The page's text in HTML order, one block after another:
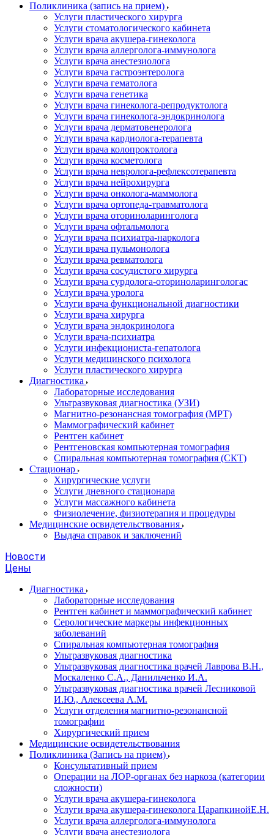
Поликлиника (запись на прием)
Услуги пластического хирурга
Услуги стоматологического кабинета
Услуги врача акушера-гинеколога
Услуги врача аллерголога-иммунолога
Услуги врача анестезиолога
Услуги врача гастроэнтеролога
Услуги врача гематолога
Услуги врача генетика
Услуги врача гинеколога-репродуктолога
Услуги врача гинеколога-эндокринолога
Услуги врача дерматовенеролога
Услуги врача кардиолога-терапевта
Услуги врача колопроктолога
Услуги врача косметолога
Услуги врача невролога-рефлексотерапевта
Услуги врача нейрохирурга
Услуги врача онколога-маммолога
Услуги врача ортопеда-травматолога
Услуги врача оториноларинголога
Услуги врача офтальмолога
Услуги врача психиатра-нарколога
Услуги врача пульмонолога
Услуги врача ревматолога
Услуги врача сосудистого хирурга
Услуги врача сурдолога-оториноларингологас
Услуги врача уролога
Услуги врача функциональной диагностики
Услуги врача хирурга
Услуги врача эндокринолога
Услуги врача-психиатра
Услуги инфекциониста-гепатолога
Услуги медицинского психолога
Услуги пластического хирурга
Диагностика
Лабораторные исследования
Ультразвуковая диагностика (УЗИ)
Магнитно-резонансная томография (МРТ)
Маммографический кабинет
Рентген кабинет
Рентгеновская компьютерная томография
Спиральная компьютерная томография (СКТ)
Стационар
Хирургические услуги
Услуги дневного стационара
Услуги массажного кабинета
Физиолечение, физиотерапия и процедуры
Медицинские освидетельствования
Выдача справок и заключений
Новости
Цены
Диагностика
Лабораторные исследования
Рентген кабинет и маммографический кабинет
Серологические маркеры инфекционных
заболеваний
Спиральная компьютерная томография
Ультразвуковая диагностика
Ультразвуковая диагностика врачей Лаврова В.Н.,
Москаленко С.А., Данильченко И.А.
Ультразвуковая диагностика врачей Лесниковой
И.Ю., Алексеева А.М.
Услуги отделения магнитно-резонансной
томографии
Хирургический прием
Медицинские освидетельствования
Поликлиника (Запись на прием)
Консультативный прием
Операции на ЛОР-органах без наркоза (категории
сложности)
Услуги врача акушера-гинеколога
Услуги врача акушера-гинеколога ЦарапкинойЕ.Н.
Услуги врача аллерголога-иммунолога
Услуги врача анестезиолога